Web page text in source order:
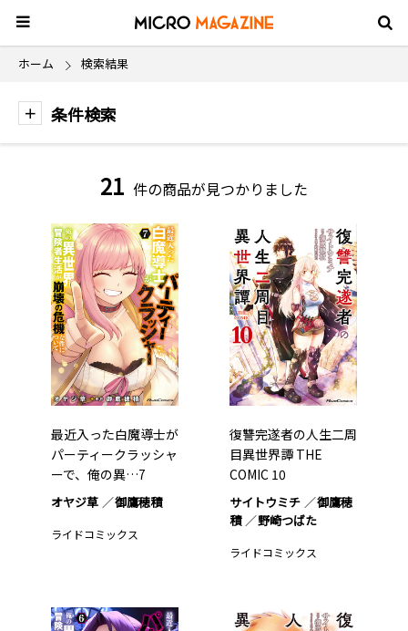
ホーム 検索結果
条件検索
21 件の商品が見つかりました
最近入った白魔導士が
パーティークラッシャ
ーで、俺の異…7
オヤジ草 御鷹穂積
ライドコミックス
復讐完遂者の人生二周
目異世界譚 THE
COMIC 10
サイトウミチ
御鷹穂
積
野崎つばた
ライドコミックス